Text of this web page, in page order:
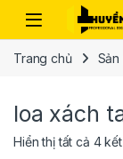
Trang chủ
loa xách
Hiển thị tất cả 4